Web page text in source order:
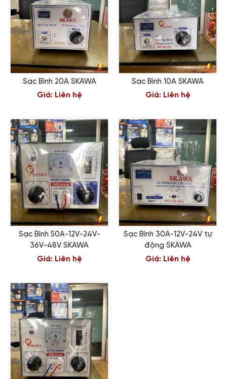
Sạc Bình 20A SKAWA
Giá: Liên hệ
Sạc Bình 10A SKAWA
Giá: Liên hệ
Sạc Bình 50A-12V-24V-
36V-48V SKAWA
Giá: Liên hệ
Sạc Bình 30A-12V-24V tự
động SKAWA
Giá: Liên hệ